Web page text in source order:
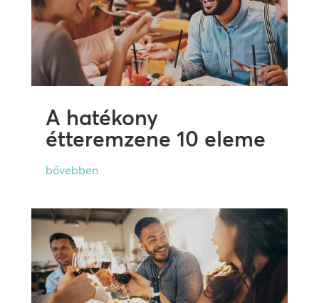
A hatékony
étteremzene 10 eleme
bővebben